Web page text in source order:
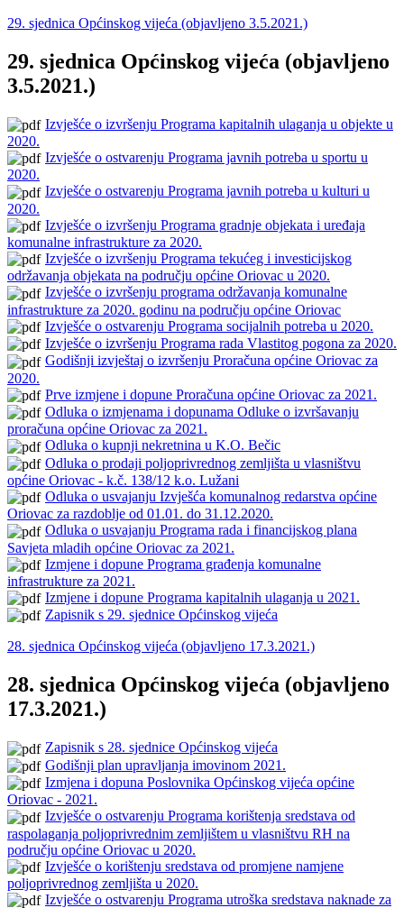
29. sjednica Općinskog vijeća (objavljeno 3.5.2021.)
29. sjednica Općinskog vijeća (objavljeno
3.5.2021.)
Izvješće o izvršenju Programa kapitalnih ulaganja u objekte u
2020.
Izvješće o ostvarenju Programa javnih potreba u sportu u
2020.
Izvješće o ostvarenju Programa javnih potreba u kulturi u
2020.
Izvješće o izvršenju Programa gradnje objekata i uređaja
komunalne infrastrukture za 2020.
Izvješće o izvršenju Programa tekućeg i investicijskog
održavanja objekata na području općine Oriovac u 2020.
Izvješće o izvršenju programa održavanja komunalne
infrastrukture za 2020. godinu na području općine Oriovac
Izvješće o ostvarenju Programa socijalnih potreba u 2020.
Izvješće o izvršenju Programa rada Vlastitog pogona za 2020.
Godišnji izvještaj o izvršenju Proračuna općine Oriovac za
2020.
Prve izmjene i dopune Proračuna općine Oriovac za 2021.
Odluka o izmjenama i dopunama Odluke o izvršavanju
proračuna općine Oriovac za 2021.
Odluka o kupnji nekretnina u K.O. Bečic
Odluka o prodaji poljoprivrednog zemljišta u vlasništvu
općine Oriovac - k.č. 138/12 k.o. Lužani
Odluka o usvajanju Izvješća komunalnog redarstva općine
Oriovac za razdoblje od 01.01. do 31.12.2020.
Odluka o usvajanju Programa rada i financijskog plana
Savjeta mladih općine Oriovac za 2021.
Izmjene i dopune Programa građenja komunalne
infrastrukture za 2021.
Izmjene i dopune Programa kapitalnih ulaganja u 2021.
Zapisnik s 29. sjednice Općinskog vijeća
28. sjednica Općinskog vijeća (objavljeno 17.3.2021.)
28. sjednica Općinskog vijeća (objavljeno
17.3.2021.)
Zapisnik s 28. sjednice Općinskog vijeća
Godišnji plan upravljanja imovinom 2021.
Izmjena i dopuna Poslovnika Općinskog vijeća općine
Oriovac - 2021.
Izvješće o ostvarenju Programa korištenja sredstava od
raspolaganja poljoprivrednim zemljištem u vlasništvu RH na
području općine Oriovac u 2020.
Izvješće o korištenju sredstava od promjene namjene
poljoprivrednog zemljišta u 2020.
Izvješće o ostvarenju Programa utroška sredstava naknade za